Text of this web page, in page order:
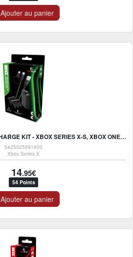
Ajouter au panier
EGOGEAR - SCH10 PLAY, CHARGE KIT - XBOX SERIES X-S, XBOX ONE - AUTONOMIE 32H - NOIR
5425025591800
Xbox Series X
14.95€
54 Points
Ajouter au panier